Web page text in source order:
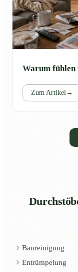
Warum fühlen
Zum Artikel →
Baureinigung
Entrümpelung